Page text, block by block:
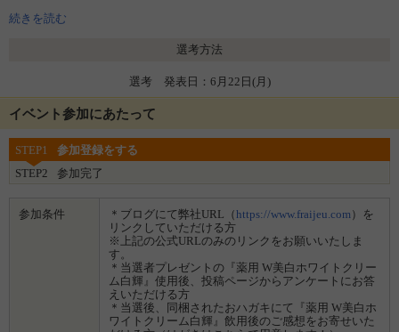
を集めています。 化粧下地としても使えますが、ちょっとしたお出か
続きを読む
選考方法
選考 発表日：6月22日(月)
イベント参加にあたって
STEP1
参加登録をする
STEP2
参加完了
参加条件 ＊ブログにて弊社URL（https://www.fraijeu.com）を
リンクしていただける方
※上記の公式URLのみのリンクをお願いいたしま
す。
＊当選者プレゼントの『薬用 W美白ホワイトクリー
ム白輝』使用後、投稿ページからアンケートにお答
えいただける方
＊当選後、同梱されたおハガキにて『薬用 W美白ホ
ワイトクリーム白輝』飲用後のご感想をお寄せいた